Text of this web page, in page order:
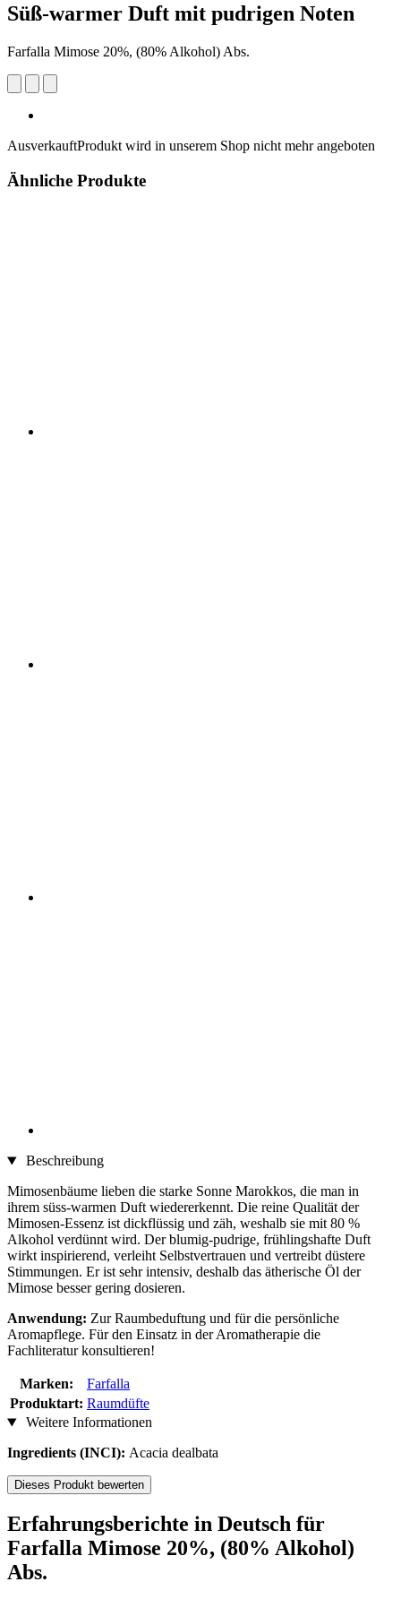
Süß-warmer Duft mit pudrigen Noten
Farfalla Mimose 20%, (80% Alkohol) Abs.
AusverkauftProdukt wird in unserem Shop nicht mehr angeboten
Ähnliche Produkte
Beschreibung
Mimosenbäume lieben die starke Sonne Marokkos, die man in
ihrem süss-warmen Duft wiedererkennt. Die reine Qualität der
Mimosen-Essenz ist dickflüssig und zäh, weshalb sie mit 80 %
Alkohol verdünnt wird. Der blumig-pudrige, frühlingshafte Duft
wirkt inspirierend, verleiht Selbstvertrauen und vertreibt düstere
Stimmungen. Er ist sehr intensiv, deshalb das ätherische Öl der
Mimose besser gering dosieren.
Anwendung: Zur Raumbeduftung und für die persönliche
Aromapflege. Für den Einsatz in der Aromatherapie die
Fachliteratur konsultieren!
Marken:
Farfalla
Produktart: Raumdüfte
Weitere Informationen
Ingredients (INCI): Acacia dealbata
Dieses Produkt bewerten
Erfahrungsberichte in Deutsch für
Farfalla Mimose 20%, (80% Alkohol)
Abs.